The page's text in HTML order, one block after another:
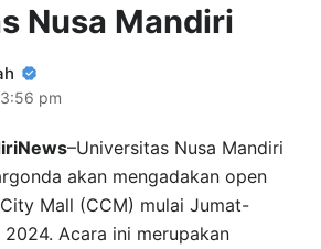
Nusa Mandiri
3:56 pm
–Universitas Nusa Mandiri
akan mengadakan open
Mall (CCM) mulai Jumat-
Acara ini merupakan